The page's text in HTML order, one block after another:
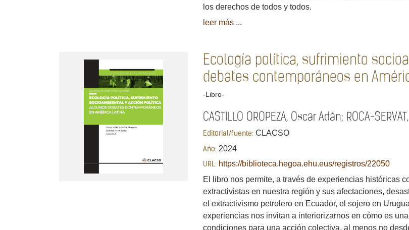
los derechos de todos y todos.
leer más ...
Ecología política, sufrimiento
debates contemporáneos en
-Libro-
CASTILLO OROPEZA, Oscar Adán; ROCA-
Editorial/fuente: CLACSO
Año: 2024
URL: https://biblioteca.hegoa.ehu.eus/registros/22050
El libro nos permite, a través de experiencias históricas
extractivistas en nuestra región y sus afectaciones,
el extractivismo petrolero en Ecuador, el sojero en
experiencias nos invitan a interiorizarnos en cómo es
condiciones para una acción colectiva, al menos no